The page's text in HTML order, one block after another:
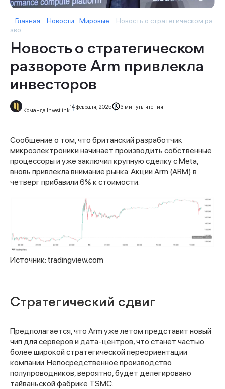
Главная Новости Мировые
Новость о стратегическом ра
зво...
Новость о стратегическом
развороте Arm привлекла
инвесторов
Команда Investlink
14 февраля, 2025 3 минуты чтения
Сообщение о том, что британский разработчик
микроэлектроники начинает производить собственные
процессоры и уже заключил крупную сделку с Meta,
вновь привлекла внимание рынка. Акции Arm (ARM) в
четверг прибавили 6% к стоимости.
Источник: tradingview.com
Стратегический сдвиг
Предполагается, что Arm уже летом представит новый
чип для серверов и дата-центров, что станет частью
более широкой стратегической переориентации
компании. Непосредственное производство
полупроводников, вероятно, будет делегировано
тайваньской фабрике TSMC.